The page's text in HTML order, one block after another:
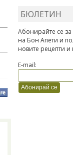
БЮЛЕТИН
Абонирайте се
на Бон Апети и
новите рецепти
E-mail: